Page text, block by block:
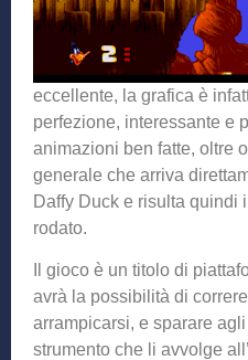
eccellente, la grafica è
perfezione, interessante e
animazioni ben fatte, oltre
generale che arriva
Daffy Duck e risulta quindi
rodato.
Il gioco è un titolo di
avrà la possibilità di
arrampicarsi, e sparare
strumento che li avvolge